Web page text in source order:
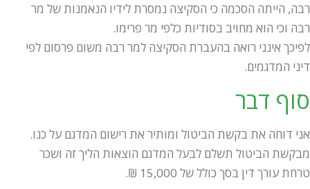
רבה, הייתה הסכמה כי הסקיצה נמסרת לידיו הנאמנות של מר
רבה וכי הוא מחויב בסודיות כלפי מר פרימו.
לפיכך אינני רואה בהעברת הסקיצה למר רבה משום פרסום לפי
דיני המדגמים.
סוף דבר
אני דוחה את בקשת הביטול ומותיר את רישום המדגם על כנו.
מבקשת הביטול תשלם לבעל המדגם הוצאות הליך זה ושכר
טרחת עורך דין בסך כולל של 15,000 ₪.